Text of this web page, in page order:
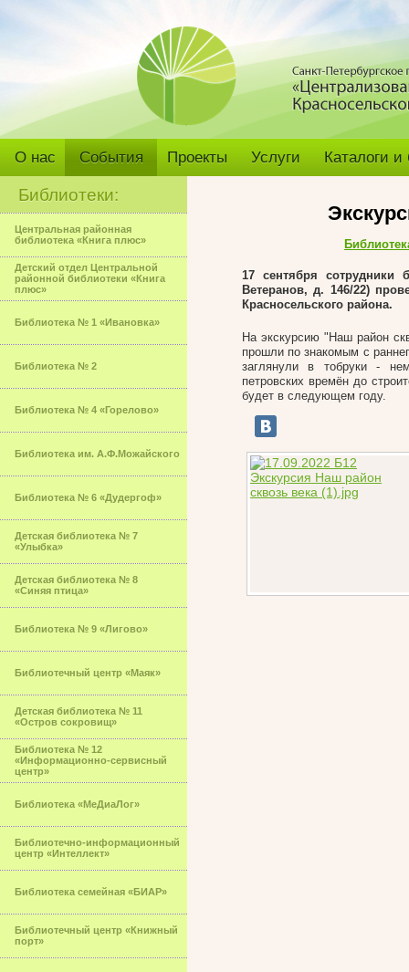
О нас События Проекты Услуги Каталоги
Библиотеки:
Центральная районная
библиотека «Книга плюс»
Детский отдел Центральной
районной библиотеки «Книга
плюс»
Библиотека № 1 «Ивановка»
Библиотека № 2
Библиотека № 4 «Горелово»
Библиотека им. А.Ф.Можайского
Библиотека № 6 «Дудергоф»
Детская библиотека № 7
«Улыбка»
Детская библиотека № 8
«Синяя птица»
Библиотека № 9 «Лигово»
Библиотечный центр «Маяк»
Детская библиотека № 11
«Остров сокровищ»
Библиотека № 12
«Информационно-сервисный
центр»
Библиотека «МеДиаЛог»
Библиотечно-информационный
центр «Интеллект»
Библиотека семейная «БИАР»
Библиотечный центр «Книжный
порт»
17 сентября сотрудники
Ветеранов, д. 146/22)
Красносельского района.
На экскурсию "Наш район
прошли по знакомым с
заглянули в тобруки -
петровских времён до
будет в следующем году.